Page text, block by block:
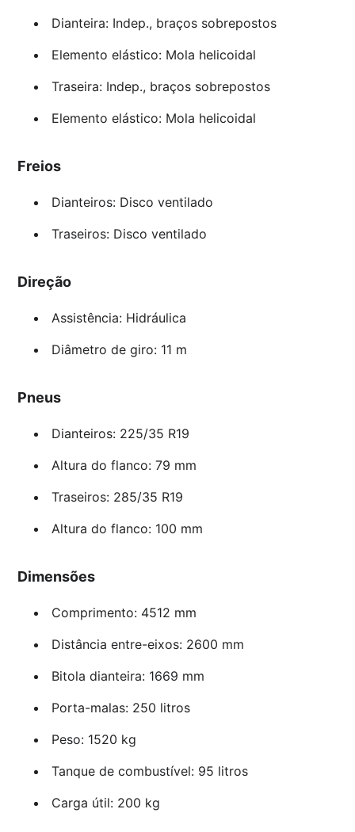
Dianteira: Indep., braços sobrepostos
Elemento elástico: Mola helicoidal
Traseira: Indep., braços sobrepostos
Elemento elástico: Mola helicoidal
Freios
Dianteiros: Disco ventilado
Traseiros: Disco ventilado
Direção
Assistência: Hidráulica
Diâmetro de giro: 11 m
Pneus
Dianteiros: 225/35 R19
Altura do flanco: 79 mm
Traseiros: 285/35 R19
Altura do flanco: 100 mm
Dimensões
Comprimento: 4512 mm
Distância entre-eixos: 2600 mm
Bitola dianteira: 1669 mm
Porta-malas: 250 litros
Peso: 1520 kg
Tanque de combustível: 95 litros
Carga útil: 200 kg